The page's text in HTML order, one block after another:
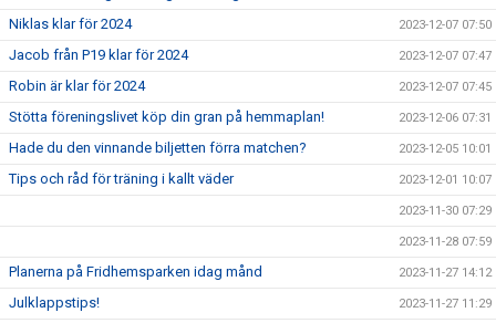
Niklas klar för 2024 2023-12-07 07:50
Jacob från P19 klar för 2024 2023-12-07 07:47
Robin är klar för 2024 2023-12-07 07:45
Stötta föreningslivet köp din gran på hemmaplan! 2023-12-06 07:31
Hade du den vinnande biljetten förra matchen? 2023-12-05 10:01
Tips och råd för träning i kallt väder 2023-12-01 10:07
2023-11-30 07:29
2023-11-28 07:59
Planerna på Fridhemsparken idag månd 2023-11-27 14:12
Julklappstips! 2023-11-27 11:29